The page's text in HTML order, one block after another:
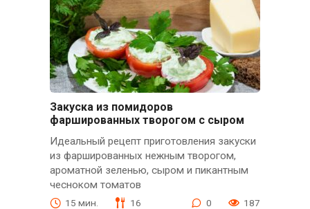
Закуска из помидоров
фаршированных творогом с сыром
Идеальный рецепт приготовления закуски
из фаршированных нежным творогом,
ароматной зеленью, сыром и пикантным
чесноком томатов
15 мин. 16 0 187